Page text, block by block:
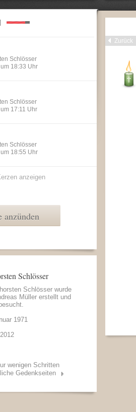
Zurück
Schlösser
18:33 Uhr
Schlösser
17:11 Uhr
Schlösser
18:55 Uhr
anzeigen
anzünden
Schlösser
Schlösser wurde
Müller erstellt und
1971
wenigen Schritten
Gedenkseiten